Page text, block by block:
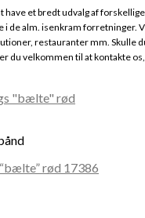
have et bredt udvalg af
i de alm. isenkram forretninger.
restauranter mm. Skulle
du velkommen til at kontakte
rød 17386